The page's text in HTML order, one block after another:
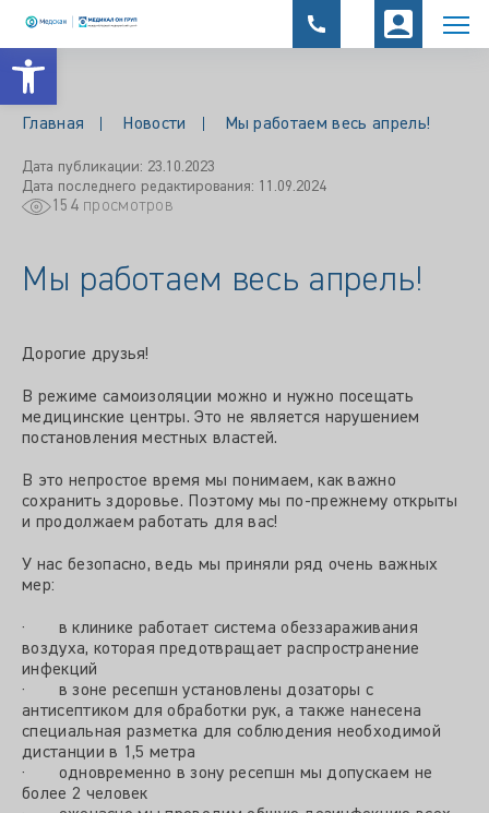
Открыть панель инструментов
Главная Новости Мы работаем весь апрель!
Дата публикации: 23.10.2023
Дата последнего редактирования: 11.09.2024
154просмотров
Мы работаем весь апрель!
Дорогие друзья!
В режиме самоизоляции можно и нужно посещать
медицинские центры. Это не является нарушением
постановления местных властей.
В это непростое время мы понимаем, как важно
сохранить здоровье. Поэтому мы по-прежнему открыты
и продолжаем работать для вас!
У нас безопасно, ведь мы приняли ряд очень важных
мер:
· в клинике работает система обеззараживания
воздуха, которая предотвращает распространение
инфекций
· в зоне ресепшн установлены дозаторы с
антисептиком для обработки рук, а также нанесена
специальная разметка для соблюдения необходимой
дистанции в 1,5 метра
· одновременно в зону ресепшн мы допускаем не
более 2 человек